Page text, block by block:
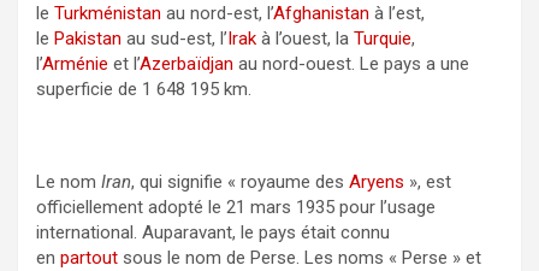
le Turkménistan au nord-est, l’Afghanistan à l’est,
le Pakistan au sud-est, l’Irak à l’ouest, la Turquie,
l’Arménie et l’Azerbaïdjan au nord-ouest. Le pays a une
superficie de 1 648 195 km.
Le nom Iran, qui signifie « royaume des Aryens », est
officiellement adopté le 21 mars 1935 pour l’usage
international. Auparavant, le pays était connu
en partout sous le nom de Perse. Les noms « Perse » et